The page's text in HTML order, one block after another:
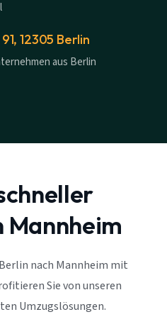
12305 Berlin
aus Berlin
Mannheim
nach Mannheim mit
Sie von unseren
Umzugslösungen.